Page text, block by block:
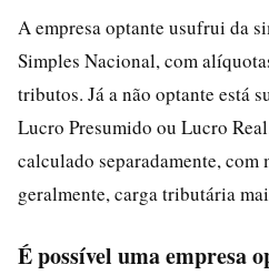
A empresa optante usufrui da
Simples Nacional, com
tributos. Já a não optante está
Lucro Presumido ou Lucro
calculado separadamente, com
geralmente, carga tributária
É possível uma empresa